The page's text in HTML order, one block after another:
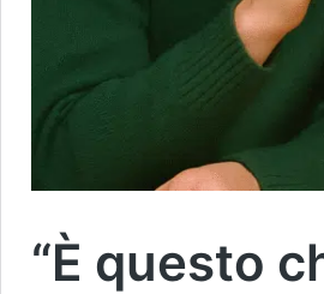
“È questo